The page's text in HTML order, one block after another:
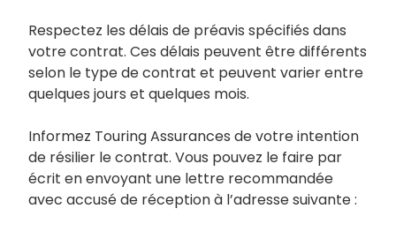
Respectez les délais de préavis spécifiés dans
votre contrat. Ces délais peuvent être différents
selon le type de contrat et peuvent varier entre
quelques jours et quelques mois.
Informez Touring Assurances de votre intention
de résilier le contrat. Vous pouvez le faire par
écrit en envoyant une lettre recommandée
avec accusé de réception à l’adresse suivante :